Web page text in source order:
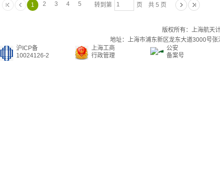
1 2 3 4 5 转到第 页 共 5 页
版权所有：上海航天
地址：上海市浦东新区龙东大道3000号
沪ICP备
10024126-2
上海工商
行政管理
公安
备案号